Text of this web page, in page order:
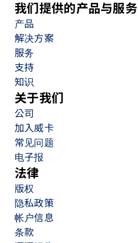
我们提供的产品与服务
产品
解决方案
服务
支持
知识
关于我们
公司
加入威卡
常见问题
电子报
法律
版权
隐私政策
帐户信息
条款